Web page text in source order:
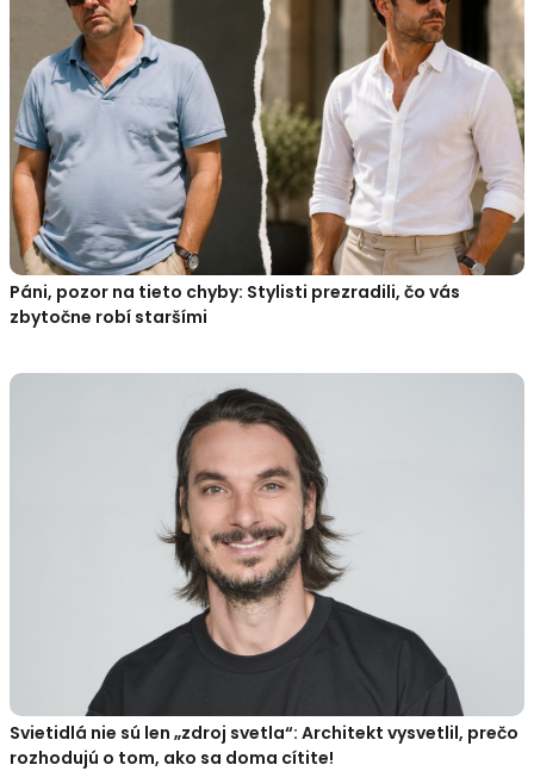
Páni, pozor na tieto chyby: Stylisti prezradili, čo vás
zbytočne robí staršími
Svietidlá nie sú len „zdroj svetla“: Architekt vysvetlil, prečo
rozhodujú o tom, ako sa doma cítite!